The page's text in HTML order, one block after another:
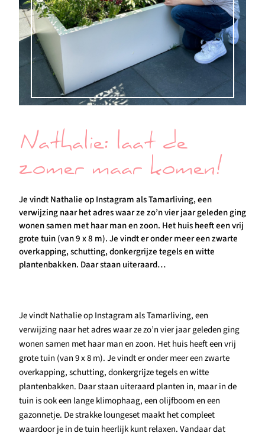
Nathalie: laat de
zomer maar komen!
Je vindt Nathalie op Instagram als Tamarliving, een
verwijzing naar het adres waar ze zo’n vier jaar geleden ging
wonen samen met haar man en zoon. Het huis heeft een vrij
grote tuin (van 9 x 8 m). Je vindt er onder meer een zwarte
overkapping, schutting, donkergrijze tegels en witte
plantenbakken. Daar staan uiteraard…
Je vindt Nathalie op Instagram als Tamarliving, een
verwijzing naar het adres waar ze zo’n vier jaar geleden ging
wonen samen met haar man en zoon. Het huis heeft een vrij
grote tuin (van 9 x 8 m). Je vindt er onder meer een zwarte
overkapping, schutting, donkergrijze tegels en witte
plantenbakken. Daar staan uiteraard planten in, maar in de
tuin is ook een lange klimophaag, een olijfboom en een
gazonnetje. De strakke loungeset maakt het compleet
waardoor je in de tuin heerlijk kunt relaxen. Vandaar dat